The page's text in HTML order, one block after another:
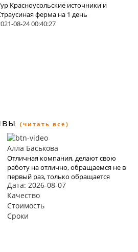
Красноусольские источники и
ферма на 1 день
08-24 00:40:27
(читать все)
Алла Баськова
Отличная компания, делают свою
работу на отлично, обращаемся не в
первый раз, только обращается
будем к вам, последний раз выбрали
Тур Аслыкуль и водопад Шарлама
Дата: 2026-08-07
Качество
Стоимость
Сроки